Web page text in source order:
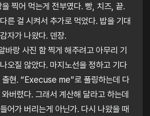
찍어 먹는게 전부였다. 빵, 치즈, 끝.
른 걸 시켜서 추가로 먹었다. 밥을 기대
자가 나왔다. 덴장.
바랑 사진 함 찍게 해주려고 아무리 기
오질 않았다. 마지노선을 정하고 기다
출현. “Execuse me”로 풀링하는데 다
버렸다. 그래서 계산해 달라고 하는데
어가 버리는게 아닌가. 다시 나왔을 때